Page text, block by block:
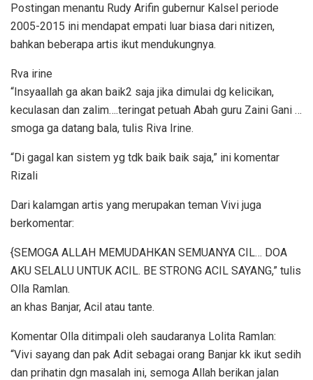
Postingan menantu Rudy Arifin gubernur Kalsel periode
2005-2015 ini mendapat empati luar biasa dari nitizen,
bahkan beberapa artis ikut mendukungnya.
Rva irine
“Insyaallah ga akan baik2 saja jika dimulai dg kelicikan,
keculasan dan zalim….teringat petuah Abah guru Zaini Gani …
smoga ga datang bala, tulis Riva Irine.
“Di gagal kan sistem yg tdk baik baik saja,” ini komentar
Rizali
Dari kalamgan artis yang merupakan teman Vivi juga
berkomentar:
{SEMOGA ALLAH MEMUDAHKAN SEMUANYA CIL… DOA
AKU SELALU UNTUK ACIL. BE STRONG ACIL SAYANG,” tulis
Olla Ramlan.
an khas Banjar, Acil atau tante.
Komentar Olla ditimpali oleh saudaranya Lolita Ramlan:
“Vivi sayang dan pak Adit sebagai orang Banjar kk ikut sedih
dan prihatin dgn masalah ini, semoga Allah berikan jalan